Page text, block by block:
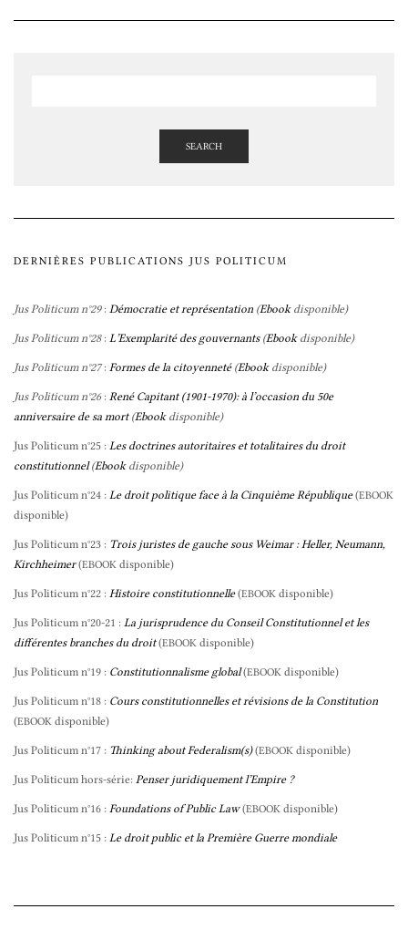
SEARCH
DERNIÈRES PUBLICATIONS JUS POLITICUM
Jus Politicum n°29: Démocratie et représentation (Ebookdisponible)
Jus Politicum n°28: L’Exemplarité des gouvernants(Ebookdisponible)
Jus Politicum n°27: Formes de la citoyenneté(Ebookdisponible)
Jus Politicum n°26: René Capitant (1901-1970): à l’occasion du 50e
anniversaire de sa mort(Ebookdisponible)
Jus Politicum n°25 : Les doctrines autoritaires et totalitaires du droit
constitutionnel(Ebookdisponible)
Jus Politicum n°24 : Le droit politique face à la Cinquième République (EBOOK
disponible)
Jus Politicum n°23 : Trois juristes de gauche sous Weimar : Heller, Neumann,
Kirchheimer (EBOOK disponible)
Jus Politicum n°22 : Histoire constitutionnelle (EBOOK disponible)
Jus Politicum n°20-21 : La jurisprudence du Conseil Constitutionnel et les
différentes branches du droit (EBOOK disponible)
Jus Politicum n°19 : Constitutionnalisme global (EBOOK disponible)
Jus Politicum n°18 : Cours constitutionnelles et révisions de la Constitution
(EBOOK disponible)
Jus Politicum n°17 : Thinking about Federalism(s) (EBOOK disponible)
Jus Politicum hors-série: Penser juridiquement l’Empire ?
Jus Politicum n°16 : Foundations of Public Law (EBOOK disponible)
Jus Politicum n°15 : Le droit public et la Première Guerre mondiale